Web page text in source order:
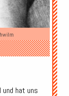
und hat uns